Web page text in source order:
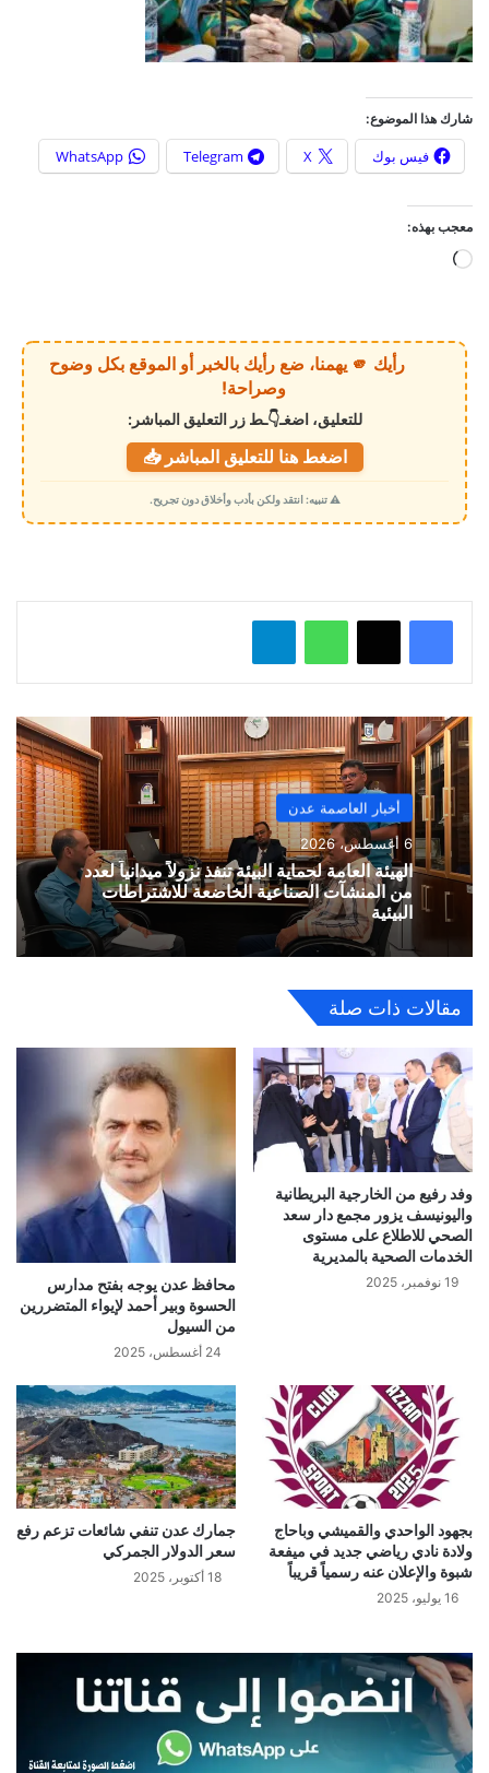
شارك هذا الموضوع:
فيس بوك X
Telegram
WhatsApp
معجب بهذه:
ي
م
ي
رأيك 🫵 يهمنا، ضع رأيك بالخبر أو الموقع بكل وضوح
وصراحة!
للتعليق، اضغـ👇ـط زر التعليق المباشر:
اضغط هنا للتعليق المباشر 📥
⚠️ تنبيه: انتقد ولكن بأدب وأخلاق دون تجريح.
واتساب
أخبار العاصمة عدن
6 أغسطس، 2026
الهيئة العامة لحماية البيئة تنفذ نزولاً ميدانياً لعدد
من المنشآت الصناعية الخاضعة للاشتراطات
البيئية
مقالات ذات صلة
وفد رفيع من الخارجية البريطانية
واليونيسف يزور مجمع دار سعد
الصحي للاطلاع على مستوى
الخدمات الصحية بالمديرية
19 نوفمبر، 2025
محافظ عدن يوجه بفتح مدارس
الحسوة وبير أحمد لإيواء المتضررين
من السيول
24 أغسطس، 2025
بجهود الواحدي والقميشي وباحاج
ولادة نادي رياضي جديد في ميفعة
شبوة والإعلان عنه رسمياً قريباً
16 يوليو، 2025
جمارك عدن تنفي شائعات تزعم رفع
سعر الدولار الجمركي
18 أكتوبر، 2025